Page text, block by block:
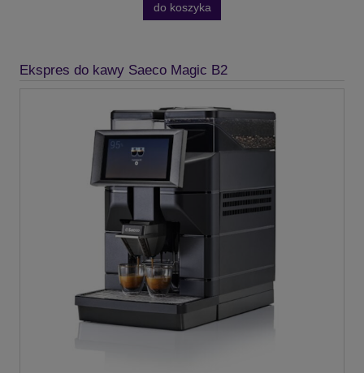
do koszyka
Ekspres do kawy Saeco Magic B2